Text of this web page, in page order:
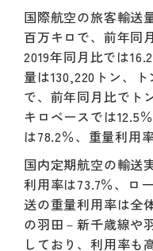
国際航空の旅客輸送
百万キロで、前年同
2019年同月比では
量は130,220トン、
で、前年同月比でト
キロベースでは12.5
は78.2％、重量利用
国内定期航空の輸送
利用率は73.7％、ロ
送の重量利用率は全
の羽田－新千歳線や
しており、利用率も